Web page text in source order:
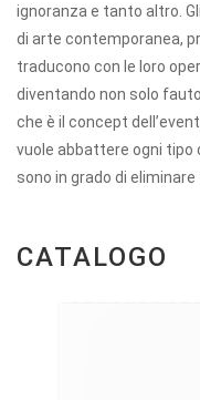
ignoranza e tanto altro.
di arte contemporanea,
traducono con le loro
diventando non solo
che è il concept
vuole abbattere ogni tipo
sono in grado di
CATALOGO